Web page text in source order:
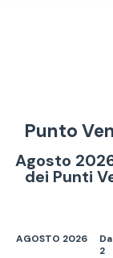
Punto
Agosto
dei Punti
AGOSTO 2026
2